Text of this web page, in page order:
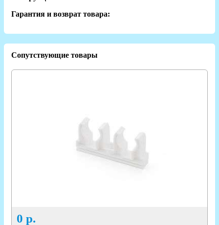
Гарантия и возврат товара:
Сопутствующие товары
0 р.